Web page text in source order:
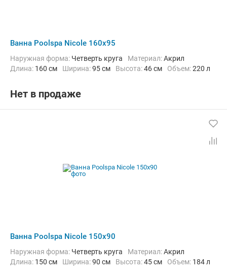
Ванна Poolspa Nicole 160x95
Наружная форма: Четверть круга Материал:Акрил
Длина: 160 см Ширина:95 см Высота:46 см Объем:220 л
Нет в продаже
Ванна Poolspa Nicole 150x90
Наружная форма: Четверть круга Материал:Акрил
Длина: 150 см Ширина:90 см Высота:45 см Объем: 184 л